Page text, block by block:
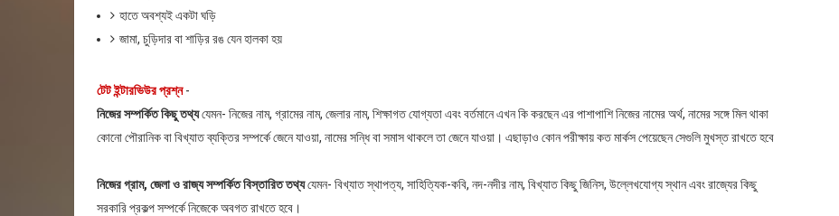
হাতে অবশ্যই একটা ঘড়ি
জামা, চুড়িদার বা শাড়ির রঙ যেন হালকা হয়
টেট ইন্টারভিউর প্রশ্ন-
নিজের সম্পর্কিত কিছু তথ্যযেমন- নিজের নাম, গ্রামের নাম, জেলার নাম, শিক্ষাগত যোগ্যতা এবং বর্তমানে এখন কি করছেন এর পাশাপাশি নিজের নামের অর্থ, নামের সঙ্গে মিল থাকা
কোনো পৌরানিক বা বিখ্যাত ব্যক্তির সম্পর্কে জেনে যাওয়া, নামের সন্ধি বা সমাস থাকলে তা জেনে যাওয়া। এছাড়াও কোন পরীক্ষায় কত মার্কস পেয়েছেন সেগুলি মুখস্ত রাখতে হবে
নিজের গ্রাম, জেলা ও রাজ্য সম্পর্কিত বিস্তারিত তথ্যযেমন- বিখ্যাত স্থাপত্য, সাহিত্যিক-কবি, নদ-নদীর নাম, বিখ্যাত কিছু জিনিস, উল্লেখযোগ্য স্থান এবং রাজ্যের কিছু
সরকারি প্রকল্প সম্পর্কে নিজেকে অবগত রাখতে হবে।